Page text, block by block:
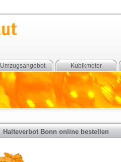
Kubikmeter
Umzugsangebot
Halteverbot Bonn online bestellen